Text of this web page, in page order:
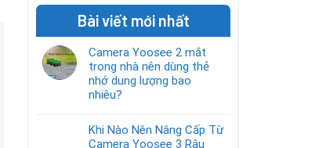
Bài viết mới nhất
Camera Yoosee 2 mắt
trong nhà nên dùng thẻ
nhớ dung lượng bao
nhiêu?
Khi Nào Nên Nâng Cấp Từ
Camera Yoosee 3 Râu